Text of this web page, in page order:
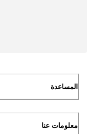
المساعدة
معلومات عنا